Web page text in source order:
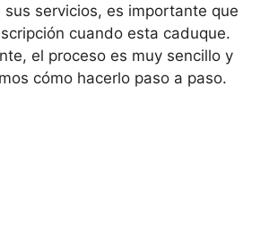
servicios, es importante que
cuando esta caduque.
el proceso es muy sencillo y
cómo hacerlo paso a paso.